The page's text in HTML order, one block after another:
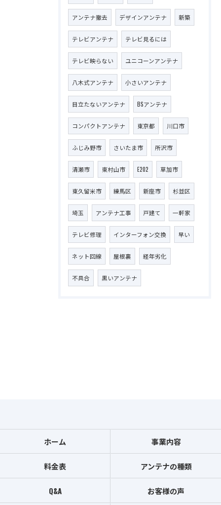
アンテナ撤去 デザインアンテナ 新築
テレビアンテナ テレビ見るには
テレビ映らない ユニコーンアンテナ
八木式アンテナ 小さいアンテナ
目立たないアンテナ BSアンテナ
コンパクトアンテナ 東京都 川口市
ふじみ野市 さいたま市 所沢市
清瀬市 東村山市 E202 草加市
東久留米市 練馬区 新座市 杉並区
埼玉 アンテナ工事 戸建て 一軒家
テレビ修理 インターフォン交換 早い
ネット回線 屋根裏 経年劣化
不具合 黒いアンテナ
ホーム 事業内容
料金表 アンテナの種類
Q&A お客様の声